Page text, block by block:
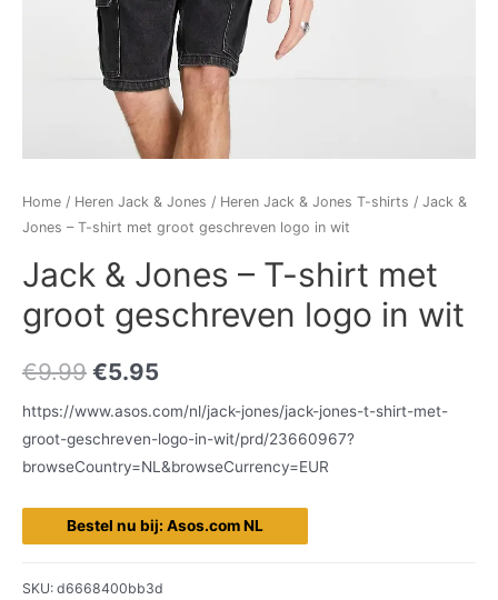
Home / Heren Jack & Jones / Heren Jack & Jones T-shirts / Jack &
Jones – T-shirt met groot geschreven logo in wit
Jack & Jones – T-shirt met
groot geschreven logo in wit
€9.99 €5.95
https://www.asos.com/nl/jack-jones/jack-jones-t-shirt-met-
groot-geschreven-logo-in-wit/prd/23660967?
browseCountry=NL&browseCurrency=EUR
Bestel nu bij: Asos.com NL
SKU: d6668400bb3d